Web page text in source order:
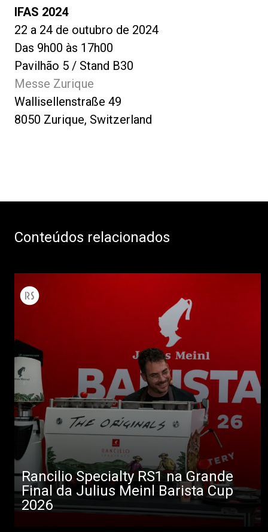
IFAS 2024
22 a 24 de outubro de 2024
Das 9h00 às 17h00
Pavilhão 5 / Stand B30
Messe Zurique
Wallisellenstraße 49
8050 Zurique, Switzerland
Conteúdos relacionados
Rancilio Specialty RS1 na Grande
Final da Julius Meinl Barista Cup
2026